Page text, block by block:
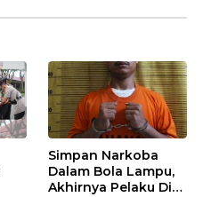
Simpan Narkoba
Dalam Bola Lampu,
Akhirnya Pelaku Di